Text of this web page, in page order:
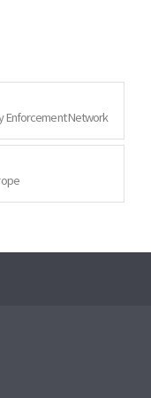
Enforcement Network